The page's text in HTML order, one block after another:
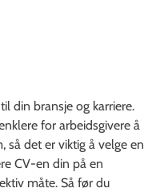
din bransje og karriere.
for arbeidsgivere å
så det er viktig å velge en
CV-en din på en
måte. Så før du